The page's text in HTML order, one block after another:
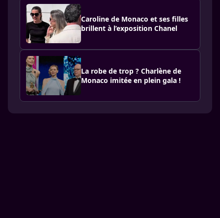
Caroline de Monaco et ses filles
brillent à l’exposition Chanel
La robe de trop ? Charlène de
Monaco imitée en plein gala !